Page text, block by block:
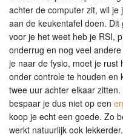
achter de computer zit, wil je
aan de keukentafel doen.
voor je het weet heb je RSI,
onderrug en nog veel
je naar de fysio, moet je rust
onder controle te houden en
twee uur achter elkaar
bespaar je dus niet op een
koop je echt een goede. Zo
werkt natuurlijk ook lekkerder.